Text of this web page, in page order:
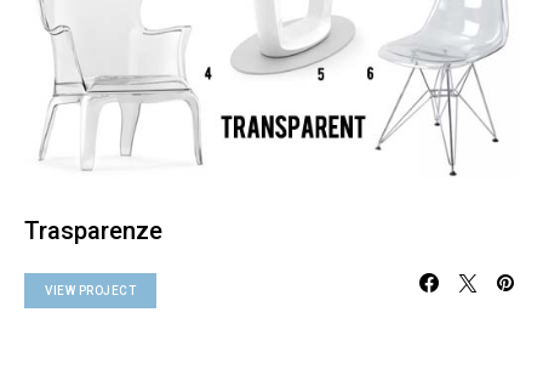
Trasparenze
VIEW PROJECT